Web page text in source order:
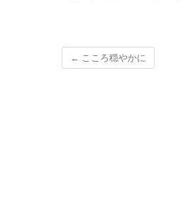
← こころ穏やかに